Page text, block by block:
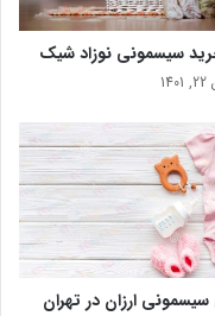
سیسمونی نوزاد شیک
ارزان در تهران